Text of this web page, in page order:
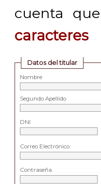
cuenta que
caracteres
Datos del titular
Nombre
Segundo Apellido
DNI
Correo Electrónico:
Contraseña